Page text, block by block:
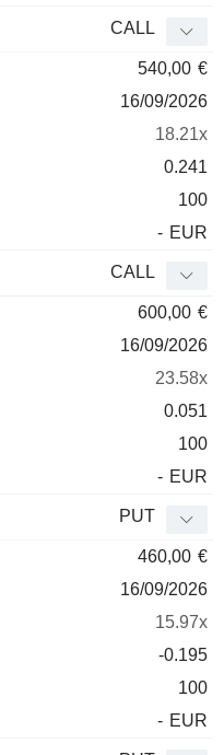
CALL
540,00 €
16/09/2026
18.21x
0.241
100
- EUR
CALL
600,00 €
16/09/2026
23.58x
0.051
100
- EUR
PUT
460,00 €
16/09/2026
15.97x
-0.195
100
- EUR